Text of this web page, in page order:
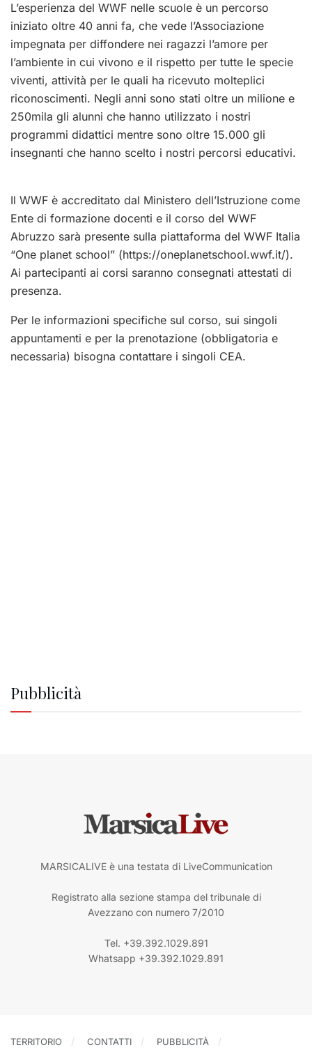
L’esperienza del WWF nelle scuole è un percorso
iniziato oltre 40 anni fa, che vede l’Associazione
impegnata per diffondere nei ragazzi l’amore per
l’ambiente in cui vivono e il rispetto per tutte le specie
viventi, attività per le quali ha ricevuto molteplici
riconoscimenti. Negli anni sono stati oltre un milione e
250mila gli alunni che hanno utilizzato i nostri
programmi didattici mentre sono oltre 15.000 gli
insegnanti che hanno scelto i nostri percorsi educativi.
Il WWF è accreditato dal Ministero dell’Istruzione come
Ente di formazione docenti e il corso del WWF
Abruzzo sarà presente sulla piattaforma del WWF Italia
“One planet school” (https://oneplanetschool.wwf.it/).
Ai partecipanti ai corsi saranno consegnati attestati di
presenza.
Per le informazioni specifiche sul corso, sui singoli
appuntamenti e per la prenotazione (obbligatoria e
necessaria) bisogna contattare i singoli CEA.
Pubblicità
MARSICALIVE è una testata di LiveCommunication
Registrato alla sezione stampa del tribunale di
Avezzano con numero 7/2010
Tel. +39.392.1029.891
Whatsapp +39.392.1029.891
TERRITORIO CONTATTI
PUBBLICITÀ